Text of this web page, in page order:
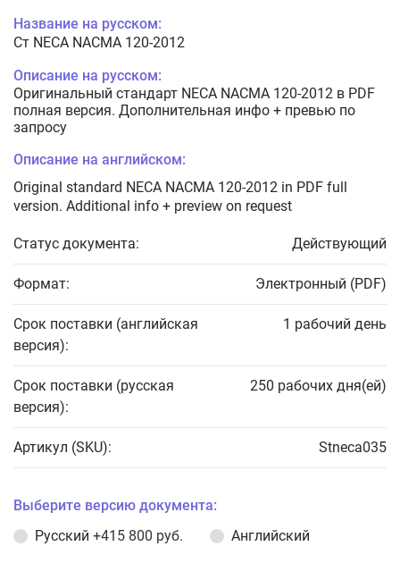
Название на русском:
Ст NECA NACMA 120-2012
Описание на русском:
Оригинальный стандарт NECA NACMA 120-2012 в PDF
полная версия. Дополнительная инфо + превью по
запросу
Описание на английском:
Original standard NECA NACMA 120-2012 in PDF full
version. Additional info + preview on request
Статус документа: Действующий
Формат: Электронный (PDF)
Срок поставки (английская
версия):
1 рабочий день
Срок поставки (русская
версия):
250 рабочих дня(ей)
Артикул (SKU): Stneca035
Выберите версию документа:
Русский +415 800 руб. Английский